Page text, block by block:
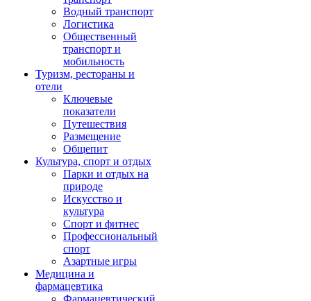
Водный транспорт
Логистика
Общественный
транспорт и
мобильность
Туризм, рестораны и
отели
Ключевые
показатели
Путешествия
Размещение
Общепит
Культура, спорт и отдых
Парки и отдых на
природе
Искусство и
культура
Спорт и фитнес
Профессиональный
спорт
Азартные игры
Медицина и
фармацевтика
Фармацевтический